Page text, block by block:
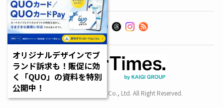
Copyright SENDENKAIGI Co., Ltd. All Right Reserved.
オリジナルデザインでブ
ランド訴求も！販促に効
く「QUO」の資料を特別
公開中！